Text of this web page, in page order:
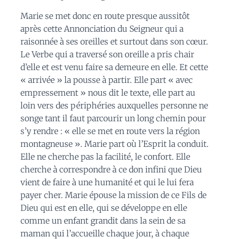
Marie se met donc en route presque aussitôt
après cette Annonciation du Seigneur qui a
raisonnée à ses oreilles et surtout dans son cœur.
Le Verbe qui a traversé son oreille a pris chair
d’elle et est venu faire sa demeure en elle. Et cette
« arrivée » la pousse à partir. Elle part « avec
empressement » nous dit le texte, elle part au
loin vers des périphéries auxquelles personne ne
songe tant il faut parcourir un long chemin pour
s’y rendre : « elle se met en route vers la région
montagneuse ». Marie part où l’Esprit la conduit.
Elle ne cherche pas la facilité, le confort. Elle
cherche à correspondre à ce don infini que Dieu
vient de faire à une humanité et qui le lui fera
payer cher. Marie épouse la mission de ce Fils de
Dieu qui est en elle, qui se développe en elle
comme un enfant grandit dans la sein de sa
maman qui l’accueille chaque jour, à chaque